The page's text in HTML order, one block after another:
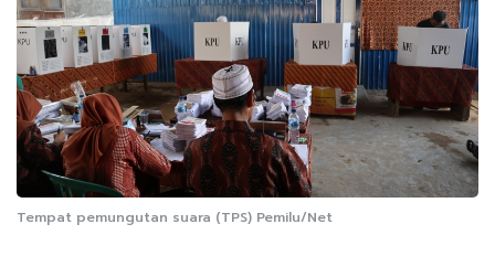
Tempat pemungutan suara (TPS) Pemilu/Net